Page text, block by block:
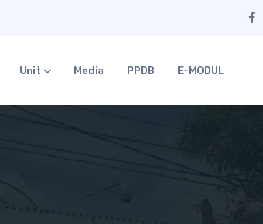
Unit Media PPDB E-MODUL